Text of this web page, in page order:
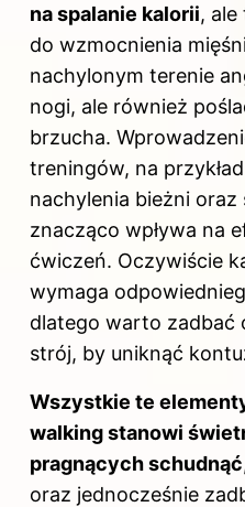
na spalanie kalorii, ale
do wzmocnienia
nachylonym terenie
nogi, ale również
brzucha.
treningów, na
nachylenia bieżni oraz
znacząco wpływa na
ćwiczeń. Oczywiście
wymaga
dlatego warto zadbać
strój, by uniknąć
Wszystkie te
walking stanowi
pragnących schudnąć
oraz jednocześnie